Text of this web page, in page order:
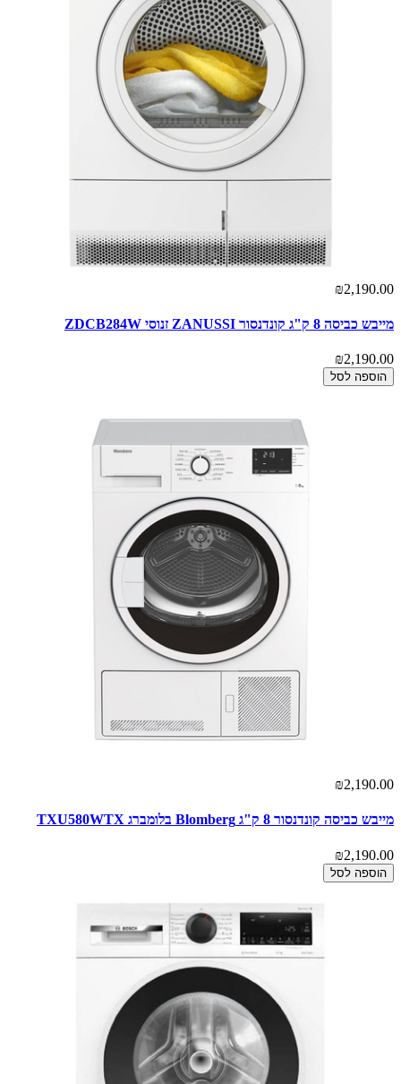
₪2,190.00
מייבש כביסה 8 ק"ג קונדנסור ZANUSSI זנוסי ZDCB284W
₪2,190.00
הוספה לסל
₪2,190.00
מייבש כביסה קונדנסור 8 ק"ג Blomberg בלומברג TXU580WTX
₪2,190.00
הוספה לסל